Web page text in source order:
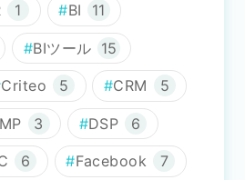
1 BI 11
BIツール 15
Criteo 5 CRM 5
3 DSP 6
6 Facebook 7